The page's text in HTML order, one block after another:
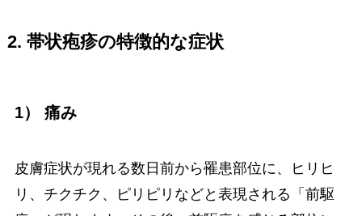
2. 帯状疱疹の特徴的な症状
1） 痛み
皮膚症状が現れる数日前から罹患部位に、ヒリヒ
リ、チクチク、ピリピリなどと表現される「前駆